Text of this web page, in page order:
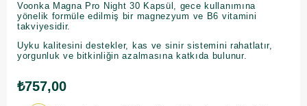
Voonka Magna Pro Night 30 Kapsül, gece kullanımına
yönelik formüle edilmiş bir magnezyum ve B6 vitamini
takviyesidir.
Uyku kalitesini destekler, kas ve sinir sistemini rahatlatır,
yorgunluk ve bitkinliğin azalmasına katkıda bulunur.
₺757,00